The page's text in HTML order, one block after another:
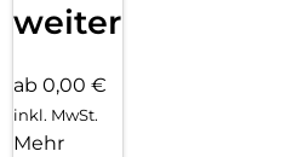
weiter
ab 0,00 €
inkl. MwSt.
Mehr